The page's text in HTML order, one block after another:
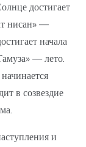
достигает
нисан» —
начала
— лето.
в созвездие
и